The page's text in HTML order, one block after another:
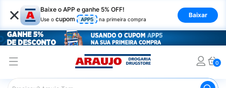
× Baixe o APP e ganhe 5% OFF!
Use o cupom APP5 na primeira compra
Baixar
0